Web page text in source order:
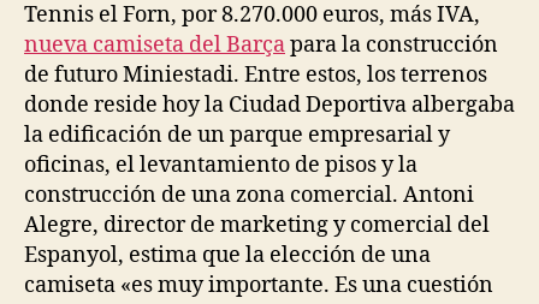
Tennis el Forn, por 8.270.000 euros, más IVA,
nueva camiseta del Barçapara la construcción
de futuro Miniestadi. Entre estos, los terrenos
donde reside hoy la Ciudad Deportiva albergaba
la edificación de un parque empresarial y
oficinas, el levantamiento de pisos y la
construcción de una zona comercial. Antoni
Alegre, director de marketing y comercial del
Espanyol, estima que la elección de una
camiseta «es muy importante. Es una cuestión